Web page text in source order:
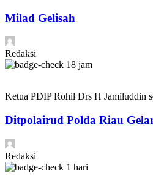
Milad Gelisah
Redaksi
18 jam
Ketua PDIP Rohil Drs H Jamiluddin
Ditpolairud Polda Riau
Redaksi
1 hari